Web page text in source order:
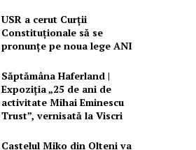
USR a cerut Curții
Constituționale să se
pronunțe pe noua lege ANI
Săptămâna Haferland |
Expoziţia „25 de ani de
activitate Mihai Eminescu
Trust”, vernisată la Viscri
Castelul Miko din Olteni va